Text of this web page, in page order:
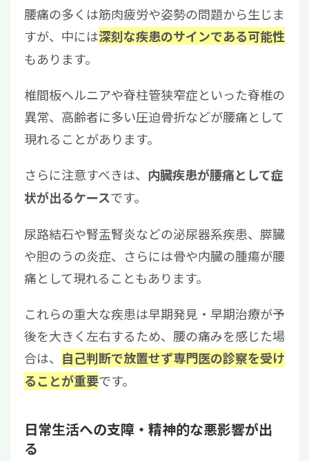
腰痛の多くは筋肉疲労や姿勢の問題から生じま
すが、中には深刻な疾患のサインである可能性
もあります。
椎間板ヘルニアや脊柱管狭窄症といった脊椎の
異常、高齢者に多い圧迫骨折などが腰痛として
現れることがあります。
さらに注意すべきは、 内臓疾患が腰痛として症
状が出るケースです。
尿路結石や腎盂腎炎などの泌尿器系疾患、膵臓
や胆のうの炎症、さらには骨や内臓の腫瘍が腰
痛として現れることもあります。
これらの重大な疾患は早期発見・早期治療が予
後を大きく左右するため、腰の痛みを感じた場
合は、 自己判断で放置せず専門医の診察を受け
ることが重要です。
日常生活への支障・精神的な悪影響が出
る